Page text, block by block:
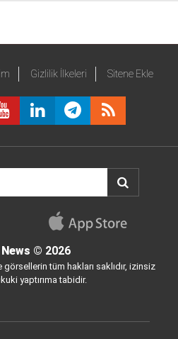
Gizlilik İlkeleri Sitene Ekle
© 2026
tüm hakları saklıdır, izinsiz
yaptırıma tabidir.